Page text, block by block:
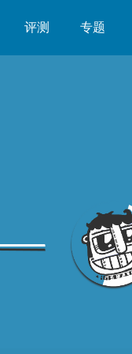
评测 专题